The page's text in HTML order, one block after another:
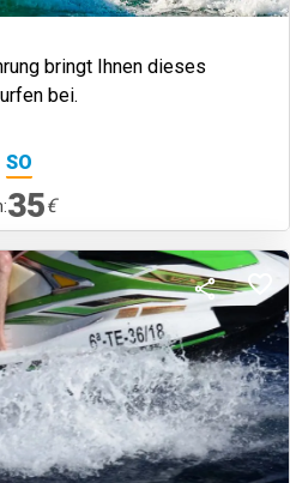
bringt Ihnen dieses
bei.
SO
35€